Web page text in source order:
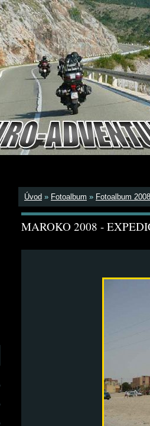
Úvod » Fotoalbum » Fotoalbum 2008
MAROKO 2008 -